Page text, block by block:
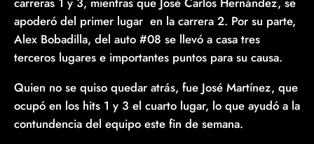
apoderó del primer lugar en la carrera 2. Por su parte,
Alex Bobadilla, del auto #08 se llevó a casa tres
terceros lugares e importantes puntos para su causa.
Quien no se quiso quedar atrás, fue José Martínez, que
ocupó en los hits 1 y 3 el cuarto lugar, lo que ayudó a la
contundencia del equipo este fin de semana.